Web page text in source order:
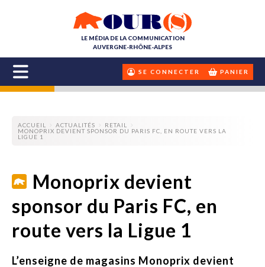
LE MÉDIA DE LA COMMUNICATION
AUVERGNE-RHÔNE-ALPES
SE CONNECTER PANIER
ACCUEIL ACTUALITÉS
RETAIL
MONOPRIX DEVIENT SPONSOR DU PARIS FC, EN ROUTE VERS LA
LIGUE 1
Monoprix devient
sponsor du Paris FC, en
route vers la Ligue 1
L’enseigne de magasins Monoprix devient